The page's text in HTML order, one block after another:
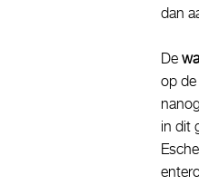
dan
De
op de
in dit